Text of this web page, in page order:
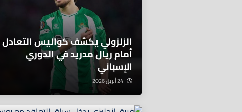
الزلزولي يكشف كواليس التعادل
أمام ريال مدريد في الدوري
الإسباني